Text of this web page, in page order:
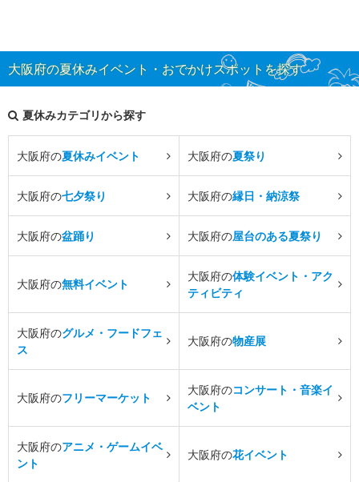
大阪府の夏休みイベント・おでかけスポットを探す
夏休みカテゴリから探す
大阪府の夏休みイベント 大阪府の夏祭り
大阪府の七夕祭り 大阪府の縁日・納涼祭
大阪府の盆踊り 大阪府の屋台のある夏祭り
大阪府の無料イベント
大阪府の体験イベント・アク
ティビティ
大阪府のグルメ・フードフェ
ス
大阪府の物産展
大阪府のフリーマーケット
大阪府のコンサート・音楽イ
ベント
大阪府のアニメ・ゲームイベ
ント
大阪府の花イベント